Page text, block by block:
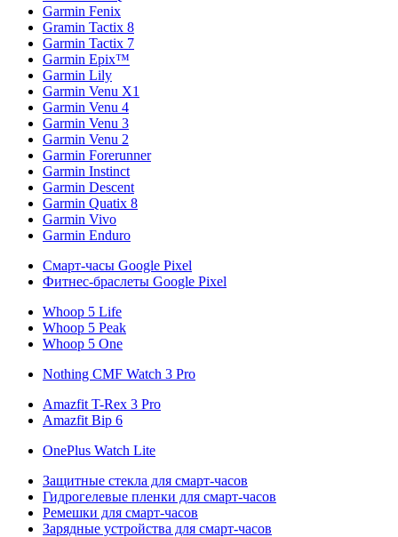
Garmin Fenix
Gramin Tactix 8
Garmin Tactix 7
Garmin Epix™
Garmin Lily
Garmin Venu X1
Garmin Venu 4
Garmin Venu 3
Garmin Venu 2
Garmin Forerunner
Garmin Instinct
Garmin Descent
Garmin Quatix 8
Garmin Vivo
Garmin Enduro
Смарт-часы Google Pixel
Фитнес-браслеты Google Pixel
Whoop 5 Life
Whoop 5 Peak
Whoop 5 One
Nothing CMF Watch 3 Pro
Amazfit T-Rex 3 Pro
Amazfit Bip 6
OnePlus Watch Lite
Защитные стекла для смарт-часов
Гидрогелевые пленки для смарт-часов
Ремешки для смарт-часов
Зарядные устройства для смарт-часов